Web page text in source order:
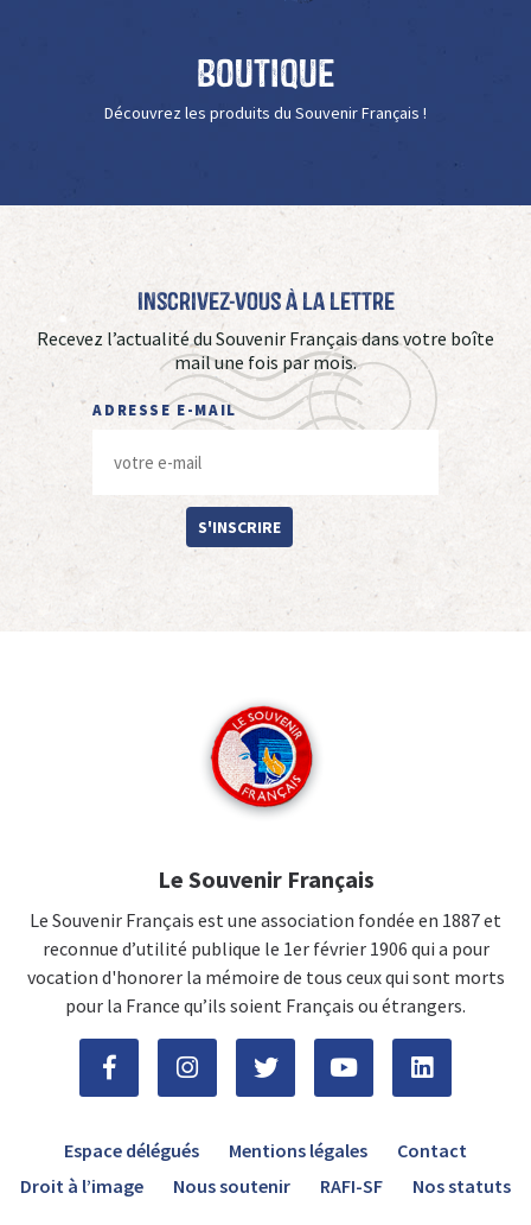
Boutique
Découvrez les produits du Souvenir Français !
Inscrivez-vous à La Lettre
Recevez l’actualité du Souvenir Français dans votre boîte
mail une fois par mois.
ADRESSE E-MAIL
S'INSCRIRE
Le Souvenir Français
Le Souvenir Français est une association fondée en 1887 et
reconnue d’utilité publique le 1er février 1906 qui a pour
vocation d'honorer la mémoire de tous ceux qui sont morts
pour la France qu’ils soient Français ou étrangers.
Espace délégués Mentions légales
Contact
Droit à l’image
Nous soutenir RAFI-SF Nos statuts